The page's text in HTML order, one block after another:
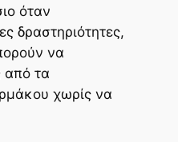
όταν
δραστηριότητες,
να
τα
χωρίς να